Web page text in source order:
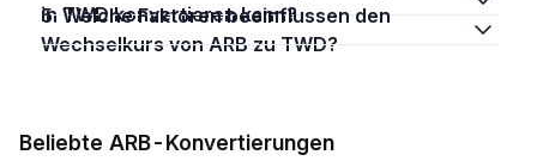
in TWD konvertieren kann?
5. Welche Faktoren beeinflussen den
Wechselkurs von ARB zu TWD?
Beliebte ARB-Konvertierungen